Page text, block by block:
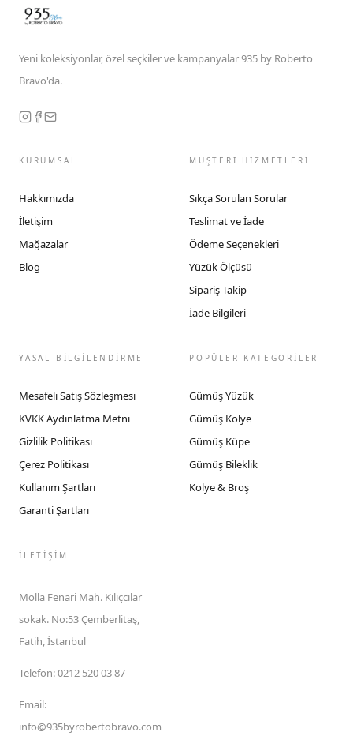
Yeni koleksiyonlar, özel seçkiler ve kampanyalar 935 by Roberto
Bravo'da.
KURUMSAL
Hakkımızda
İletişim
Mağazalar
Blog
MÜŞTERİ HİZMETLERİ
Sıkça Sorulan Sorular
Teslimat ve İade
Ödeme Seçenekleri
Yüzük Ölçüsü
Sipariş Takip
İade Bilgileri
YASAL BİLGİLENDİRME
Mesafeli Satış Sözleşmesi
KVKK Aydınlatma Metni
Gizlilik Politikası
Çerez Politikası
Kullanım Şartları
Garanti Şartları
POPÜLER KATEGORİLER
Gümüş Yüzük
Gümüş Kolye
Gümüş Küpe
Gümüş Bileklik
Kolye & Broş
İLETIŞIM
Molla Fenari Mah. Kılıçcılar
sokak. No:53 Çemberlitaş,
Fatih, İstanbul
Telefon:0212 520 03 87
Email:
info@935byrobertobravo.com